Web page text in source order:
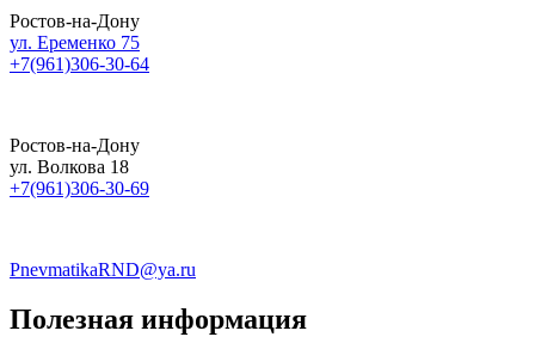
Ростов-на-Дону
ул. Еременко 75
+7(961)306-30-64
Ростов-на-Дону
ул. Волкова 18
+7(961)306-30-69
PnevmatikaRND@ya.ru
Полезная информация